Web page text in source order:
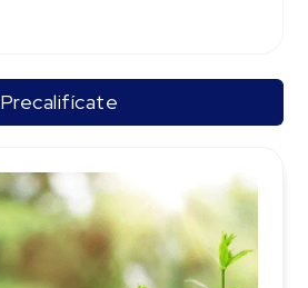
Precalifícate